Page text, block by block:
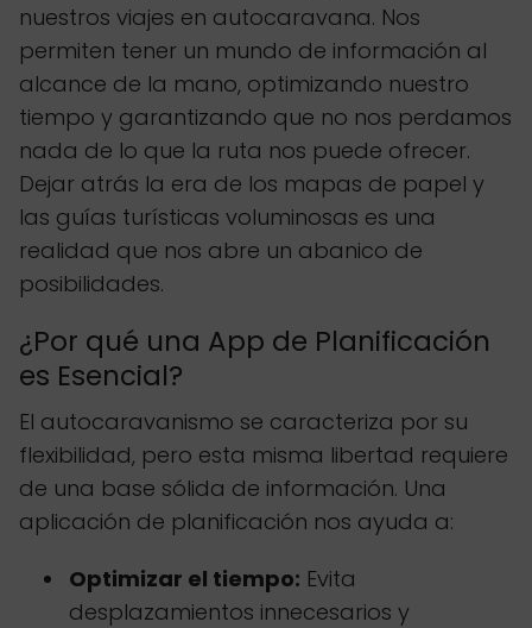
nuestros viajes en autocaravana. Nos
permiten tener un mundo de información al
alcance de la mano, optimizando nuestro
tiempo y garantizando que no nos perdamos
nada de lo que la ruta nos puede ofrecer.
Dejar atrás la era de los mapas de papel y
las guías turísticas voluminosas es una
realidad que nos abre un abanico de
posibilidades.
¿Por qué una App de Planificación
es Esencial?
El autocaravanismo se caracteriza por su
flexibilidad, pero esta misma libertad requiere
de una base sólida de información. Una
aplicación de planificación nos ayuda a:
Optimizar el tiempo: Evita
desplazamientos innecesarios y